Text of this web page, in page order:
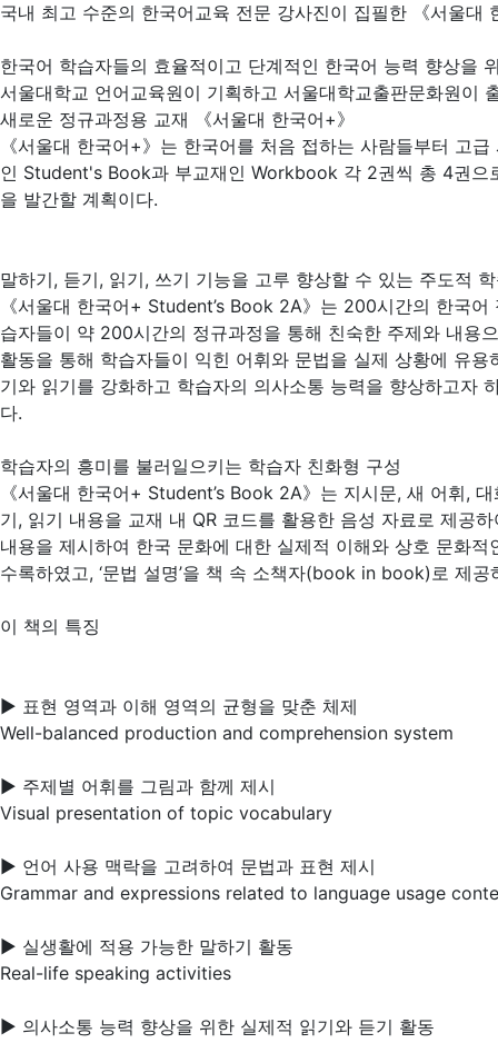
국내 최고 수준의 한국어교육 전문 강사진이 집필한 《서울대
한국어 학습자들의 효율적이고 단계적인 한국어 능력 향상을
서울대학교 언어교육원이 기획하고 서울대학교출판문화원이
새로운 정규과정용 교재 《서울대 한국어+》
《서울대 한국어+》는 한국어를 처음 접하는 사람들부터 고
인 Student's Book과 부교재인 Workbook 각 2권씩 총 4권으
을 발간할 계획이다.
말하기, 듣기, 읽기, 쓰기 기능을 고루 향상할 수 있는 주도적
《서울대 한국어+ Student’s Book 2A》는 200시간의 한국
습자들이 약 200시간의 정규과정을 통해 친숙한 주제와 내용
활동을 통해 학습자들이 익힌 어휘와 문법을 실제 상황에 유
기와 읽기를 강화하고 학습자의 의사소통 능력을 향상하고자
다.
학습자의 흥미를 불러일으키는 학습자 친화형 구성
《서울대 한국어+ Student’s Book 2A》는 지시문, 새 어휘,
기, 읽기 내용을 교재 내 QR 코드를 활용한 음성 자료로 제공
내용을 제시하여 한국 문화에 대한 실제적 이해와 상호 문화
수록하였고, ‘문법 설명’을 책 속 소책자(book in book)로 제
이 책의 특징
▶ 표현 영역과 이해 영역의 균형을 맞춘 체제
Well-balanced production and comprehension system
▶ 주제별 어휘를 그림과 함께 제시
Visual presentation of topic vocabulary
▶ 언어 사용 맥락을 고려하여 문법과 표현 제시
Grammar and expressions related to language usage
▶ 실생활에 적용 가능한 말하기 활동
Real-life speaking activities
▶ 의사소통 능력 향상을 위한 실제적 읽기와 듣기 활동